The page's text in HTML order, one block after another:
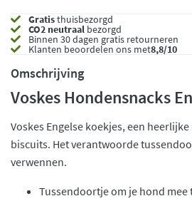
Gratisthuisbezorgd
CO2 neutraal bezorgd
Binnen 30 dagen gratis retourneren
Klanten beoordelen ons met8,8/10
Omschrijving
Voskes Hondensnacks
Voskes Engelse koekjes, een
biscuits. Het verantwoorde
verwennen.
Tussendoortje om je hond mee